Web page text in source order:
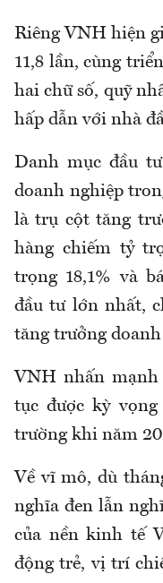
Riêng VNH hiện
11,8 lần, cùng
hai chữ số, quỹ
hấp dẫn với nhà
Danh mục đầu
doanh nghiệp
là trụ cột tăng
hàng chiếm tỷ
trọng 18,1% và
đầu tư lớn nhất,
tăng trưởng
VNH nhấn
tục được kỳ
trường khi năm
Về vĩ mô, dù
nghĩa đen lẫn
của nền kinh tế
động trẻ, vị trí